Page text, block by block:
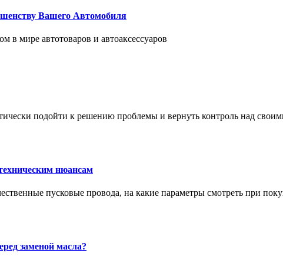
Вашего Автомобиля
в мире автотоваров и автоаксессуаров
подойти к решению проблемы и вернуть контроль над
нюансам
пусковые провода, на какие параметры смотреть при
заменой масла?